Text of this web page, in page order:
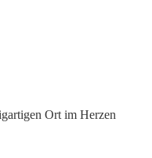
Ort im Herzen